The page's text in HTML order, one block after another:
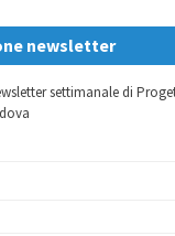
newsletter
settimanale di